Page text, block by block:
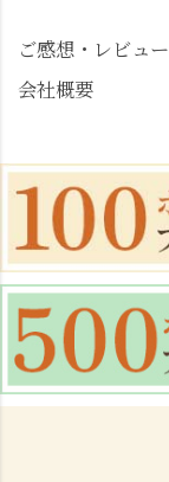
ご感想・レビュー
会社概要